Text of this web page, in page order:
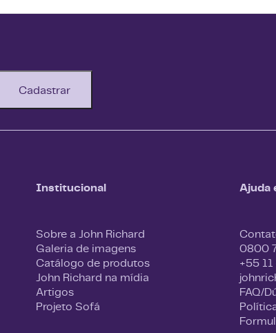
Cadastrar
Institucional
Sobre a John Richard
Galeria de imagens
Catálogo de produtos
John Richard na mídia
Artigos
Projeto Sofá
Ajuda
0800
+55
FAQ/